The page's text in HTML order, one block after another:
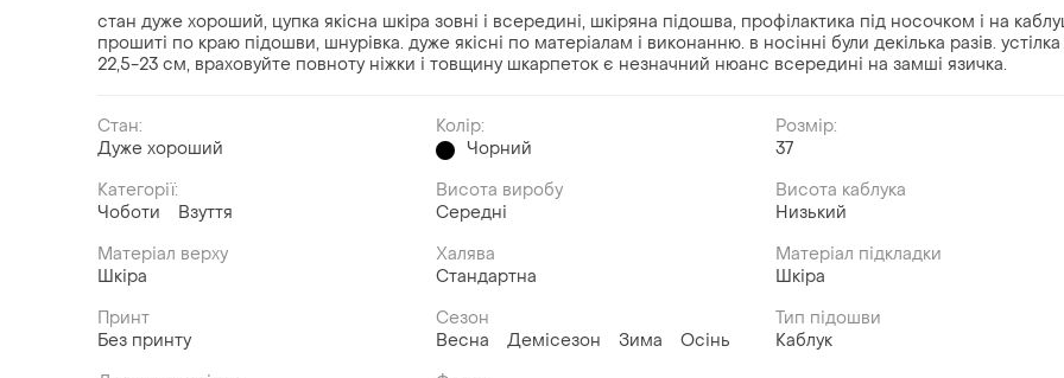
стан дуже хороший, цупка якісна шкіра зовні і всередині, шкіряна підошва, профілактика під носочком і на
прошиті по краю підошви, шнурівка. дуже якісні по матеріалам і виконанню. в носінні були декілька разів. устілка
22,5-23 см, враховуйте повноту ніжки і товщину шкарпеток є незначний нюанс всередині на замші язичка.
Стан:
Дуже хороший
Колір:
Чорний
Розмір:
37
Категорії:
Чоботи
Взуття
Висота виробу
Середні
Висота каблука
Низький
Матеріал верху
Шкіра
Халява
Стандартна
Матеріал підкладки
Шкіра
Принт
Без принту
Сезон
Весна
Демісезон Зима Осінь
Тип підошви
Каблук